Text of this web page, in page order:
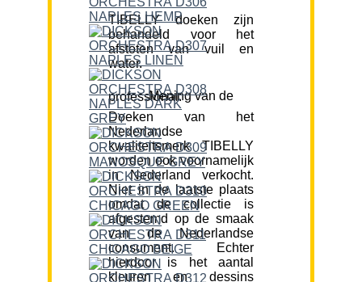
TIBELLY doeken zijn
behandeld voor het
afstoten van vuil en
water.
Mening van de professional:
Doeken van het
Nederlandse
kwaliteitsmerk TIBELLY
worden ook voornamelijk
in Nederland verkocht.
Niet in de laatste plaats
omdat de collectie is
afgestemd op de smaak
van de Nederlandse
consument. Echter
hierdoor is het aantal
kleuren en dessins